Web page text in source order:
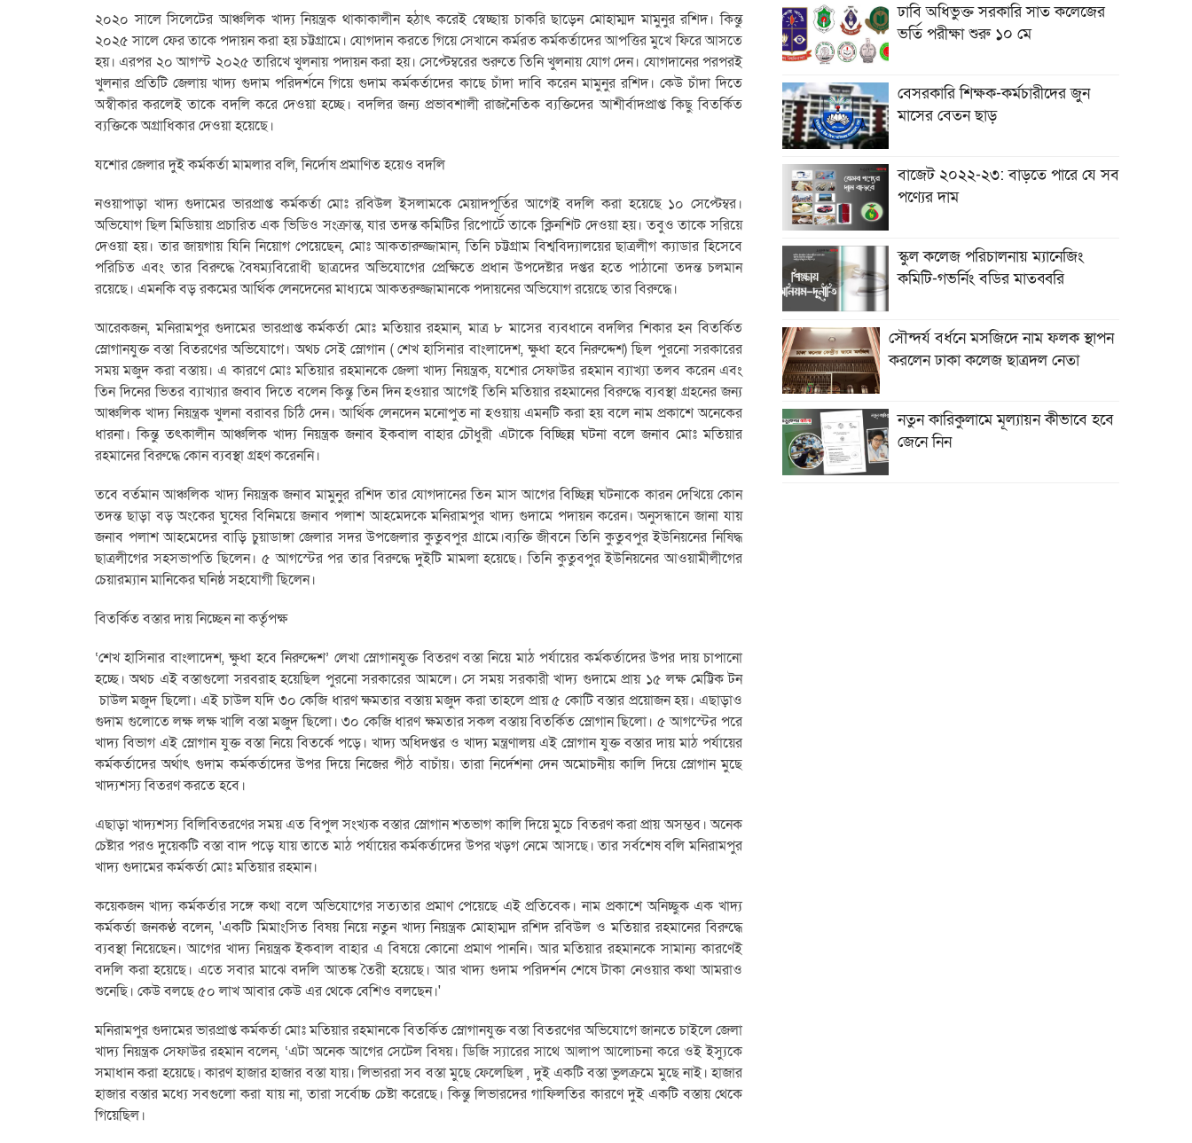
২০২০ সালে সিলেটের আঞ্চলিক খাদ্য নিয়ন্ত্রক থাকাকালীন হঠাৎ করেই স্বেচ্ছায় চাকরি ছাড়েন মোহাম্মদ মামুনুর রশিদ। কিন্তু
২০২৫ সালে ফের তাকে পদায়ন করা হয় চট্টগ্রামে। যোগদান করতে গিয়ে সেখানে কর্মরত কর্মকর্তাদের আপত্তির মুখে ফিরে আসতে
হয়। এরপর ২০ আগস্ট ২০২৫ তারিখে খুলনায় পদায়ন করা হয়। সেপ্টেম্বরের শুরুতে তিনি খুলনায় যোগ দেন। যোগদানের পরপরই
খুলনার প্রতিটি জেলায় খাদ্য গুদাম পরিদর্শনে গিয়ে গুদাম কর্মকর্তাদের কাছে চাঁদা দাবি করেন মামুনুর রশিদ। কেউ চাঁদা দিতে
অস্বীকার করলেই তাকে বদলি করে দেওয়া হচ্ছে। বদলির জন্য প্রভাবশালী রাজনৈতিক ব্যক্তিদের আশীর্বাদপ্রাপ্ত কিছু বিতর্কিত
ব্যক্তিকে অগ্রাধিকার দেওয়া হয়েছে।
যশোর জেলার দুই কর্মকর্তা মামলার বলি, নির্দোষ প্রমাণিত হয়েও বদলি
নওয়াপাড়া খাদ্য গুদামের ভারপ্রাপ্ত কর্মকর্তা মোঃ রবিউল ইসলামকে মেয়াদপূর্তির আগেই বদলি করা হয়েছে ১০ সেপ্টেম্বর।
অভিযোগ ছিল মিডিয়ায় প্রচারিত এক ভিডিও সংক্রান্ত, যার তদন্ত কমিটির রিপোর্টে তাকে ক্লিনশিট দেওয়া হয়। তবুও তাকে সরিয়ে
দেওয়া হয়। তার জায়গায় যিনি নিয়োগ পেয়েছেন, মোঃ আকতারুজ্জামান, তিনি চট্টগ্রাম বিশ্ববিদ্যালয়ের ছাত্রলীগ ক্যাডার হিসেবে
পরিচিত এবং তার বিরুদ্ধে বৈষম্যবিরোধী ছাত্রদের অভিযোগের প্রেক্ষিতে প্রধান উপদেষ্টার দপ্তর হতে পাঠানো তদন্ত চলমান
রয়েছে। এমনকি বড় রকমের আর্থিক লেনদেনের মাধ্যমে আকতরুজ্জামানকে পদায়নের অভিযোগ রয়েছে তার বিরুদ্ধে।
আরেকজন, মনিরামপুর গুদামের ভারপ্রাপ্ত কর্মকর্তা মোঃ মতিয়ার রহমান, মাত্র ৮ মাসের ব্যবধানে বদলির শিকার হন বিতর্কিত
স্লোগানযুক্ত বস্তা বিতরণের অভিযোগে। অথচ সেই স্লোগান ( শেখ হাসিনার বাংলাদেশ, ক্ষুধা হবে নিরুদ্দেশ) ছিল পুরনো সরকারের
সময় মজুদ করা বস্তায়। এ কারণে মোঃ মতিয়ার রহমানকে জেলা খাদ্য নিয়ন্ত্রক, যশোর সেফাউর রহমান ব্যাখ্যা তলব করেন এবং
তিন দিনের ভিতর ব্যাখ্যার জবাব দিতে বলেন কিন্তু তিন দিন হওয়ার আগেই তিনি মতিয়ার রহমানের বিরুদ্ধে ব্যবস্থা গ্রহনের জন্য
আঞ্চলিক খাদ্য নিয়ন্ত্রক খুলনা বরাবর চিঠি দেন। আর্থিক লেনদেন মনোপুত না হওয়ায় এমনটি করা হয় বলে নাম প্রকাশে অনেকের
ধারনা। কিন্তু তৎকালীন আঞ্চলিক খাদ্য নিয়ন্ত্রক জনাব ইকবাল বাহার চৌধুরী এটাকে বিচ্ছিন্ন ঘটনা বলে জনাব মোঃ মতিয়ার
রহমানের বিরুদ্ধে কোন ব্যবস্থা গ্রহণ করেননি।
তবে বর্তমান আঞ্চলিক খাদ্য নিয়ন্ত্রক জনাব মামুনুর রশিদ তার যোগদানের তিন মাস আগের বিচ্ছিন্ন ঘটনাকে কারন দেখিয়ে কোন
তদন্ত ছাড়া বড় অংকের ঘুষের বিনিময়ে জনাব পলাশ আহমেদকে মনিরামপুর খাদ্য গুদামে পদায়ন করেন। অনুসন্ধানে জানা যায়
জনাব পলাশ আহমেদের বাড়ি চুয়াডাঙ্গা জেলার সদর উপজেলার কুতুবপুর গ্রামে।ব্যক্তি জীবনে তিনি কুতুবপুর ইউনিয়নের নিষিদ্ধ
ছাত্রলীগের সহসভাপতি ছিলেন। ৫ আগস্টের পর তার বিরুদ্ধে দুইটি মামলা হয়েছে। তিনি কুতুবপুর ইউনিয়নের আওয়ামীলীগের
চেয়ারম্যান মানিকের ঘনিষ্ঠ সহযোগী ছিলেন।
বিতর্কিত বস্তার দায় নিচ্ছেন না কর্তৃপক্ষ
‘শেখ হাসিনার বাংলাদেশ, ক্ষুধা হবে নিরুদ্দেশ’ লেখা স্লোগানযুক্ত বিতরণ বস্তা নিয়ে মাঠ পর্যায়ের কর্মকর্তাদের উপর দায় চাপানো
হচ্ছে। অথচ এই বস্তাগুলো সরবরাহ হয়েছিল পুরনো সরকারের আমলে। সে সময় সরকারী খাদ্য গুদামে প্রায় ১৫ লক্ষ মেট্টিক টন
চাউল মজুদ ছিলো। এই চাউল যদি ৩০ কেজি ধারণ ক্ষমতার বস্তায় মজুদ করা তাহলে প্রায় ৫ কোটি বস্তার প্রয়োজন হয়। এছাড়াও
গুদাম গুলোতে লক্ষ লক্ষ খালি বস্তা মজুদ ছিলো। ৩০ কেজি ধারণ ক্ষমতার সকল বস্তায় বিতর্কিত স্লোগান ছিলো। ৫ আগস্টের পরে
খাদ্য বিভাগ এই স্লোগান যুক্ত বস্তা নিয়ে বিতর্কে পড়ে। খাদ্য অধিদপ্তর ও খাদ্য মন্ত্রণালয় এই স্লোগান যুক্ত বস্তার দায় মাঠ পর্যায়ের
কর্মকর্তাদের অর্থাৎ গুদাম কর্মকর্তাদের উপর দিয়ে নিজের পীঠ বাচাঁয়। তারা নির্দেশনা দেন অমোচনীয় কালি দিয়ে স্লোগান মুছে
খাদ্যশস্য বিতরণ করতে হবে।
এছাড়া খাদ্যশস্য বিলিবিতরণের সময় এত বিপুল সংখ্যক বস্তার স্লোগান শতভাগ কালি দিয়ে মুচে বিতরণ করা প্রায় অসম্ভব। অনেক
চেষ্টার পরও দুয়েকটি বস্তা বাদ পড়ে যায় তাতে মাঠ পর্যায়ের কর্মকর্তাদের উপর খড়গ নেমে আসছে। তার সর্বশেষ বলি মনিরামপুর
খাদ্য গুদামের কর্মকর্তা মোঃ মতিয়ার রহমান।
কয়েকজন খাদ্য কর্মকর্তার সঙ্গে কথা বলে অভিযোগের সত্যতার প্রমাণ পেয়েছে এই প্রতিবেক। নাম প্রকাশে অনিচ্ছুক এক খাদ্য
কর্মকর্তা জনকণ্ঠ বলেন, 'একটি মিমাংসিত বিষয় নিয়ে নতুন খাদ্য নিয়ন্ত্রক মোহাম্মদ রশিদ রবিউল ও মতিয়ার রহমানের বিরুদ্ধে
ব্যবস্থা নিয়েছেন। আগের খাদ্য নিয়ন্ত্রক ইকবাল বাহার এ বিষয়ে কোনো প্রমাণ পাননি। আর মতিয়ার রহমানকে সামান্য কারণেই
বদলি করা হয়েছে। এতে সবার মাঝে বদলি আতঙ্ক তৈরী হয়েছে। আর খাদ্য গুদাম পরিদর্শন শেষে টাকা নেওয়ার কথা আমরাও
শুনেছি। কেউ বলছে ৫০ লাখ আবার কেউ এর থেকে বেশিও বলছেন।'
মনিরামপুর গুদামের ভারপ্রাপ্ত কর্মকর্তা মোঃ মতিয়ার রহমানকে বিতর্কিত স্লোগানযুক্ত বস্তা বিতরণের অভিযোগে জানতে চাইলে জেলা
খাদ্য নিয়ন্ত্রক সেফাউর রহমান বলেন, ‘এটা অনেক আগের সেটেল বিষয়। ডিজি স্যারের সাথে আলাপ আলোচনা করে ওই ইস্যুকে
সমাধান করা হয়েছে। কারণ হাজার হাজার বস্তা যায়। লিভাররা সব বস্তা মুছে ফেলেছিল , দুই একটি বস্তা ভুলক্রমে মুছে নাই। হাজার
হাজার বস্তার মধ্যে সবগুলো করা যায় না, তারা সর্বোচ্চ চেষ্টা করেছে। কিন্তু লিভারদের গাফিলতির কারণে দুই একটি বস্তায় থেকে
গিয়েছিল।
ঢাবি অধিভুক্ত সরকারি সাত কলেজের
ভর্তি পরীক্ষা শুরু ১০ মে
বেসরকারি শিক্ষক-কর্মচারীদের জুন
মাসের বেতন ছাড়
বাজেট ২০২২-২৩: বাড়তে পারে যে সব
পণ্যের দাম
স্কুল কলেজ পরিচালনায় ম্যানেজিং
কমিটি-গভর্নিং বডির মাতব্বরি
সৌন্দর্য বর্ধনে মসজিদে নাম ফলক স্থাপন
করলেন ঢাকা কলেজ ছাত্রদল নেতা
নতুন কারিকুলামে মূল্যায়ন কীভাবে হবে
জেনে নিন